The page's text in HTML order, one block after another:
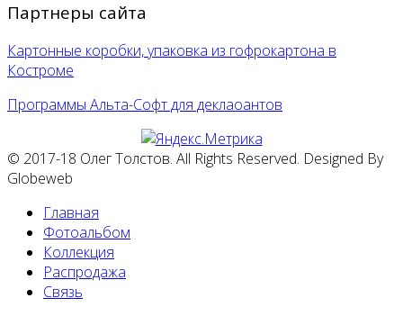
Партнеры сайта
Картонные коробки, упаковка из гофрокартона в
Костроме
Программы Альта-Софт для деклаоантов
© 2017-18 Олег Толстов. All Rights Reserved. Designed By
Globeweb
Главная
Фотоальбом
Коллекция
Распродажа
Связь